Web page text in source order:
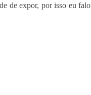
de expor, por isso eu falo